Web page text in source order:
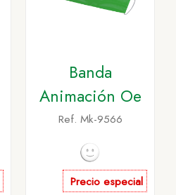
Banda
Animación Oe
Ref. Mk-9566
Precio especial